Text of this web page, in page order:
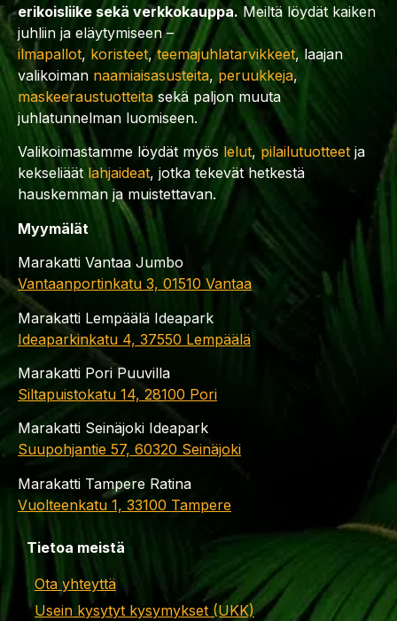
erikoisliike sekä verkkokauppa. Meiltä löydät kaiken
juhliin ja eläytymiseen –
ilmapallot, koristeet,teemajuhlatarvikkeet, laajan
valikoiman naamiaisasusteita, peruukkeja,
maskeeraustuotteita sekä paljon muuta
juhlatunnelman luomiseen.
Valikoimastamme löydät myös lelut,pilailutuotteet ja
kekseliäät lahjaideat, jotka tekevät hetkestä
hauskemman ja muistettavan.
Myymälät
Marakatti Vantaa Jumbo
Vantaanportinkatu 3, 01510 Vantaa
Marakatti Lempäälä Ideapark
Ideaparkinkatu 4, 37550 Lempäälä
Marakatti Pori Puuvilla
Siltapuistokatu 14, 28100 Pori
Marakatti Seinäjoki Ideapark
Suupohjantie 57, 60320 Seinäjoki
Marakatti Tampere Ratina
Vuolteenkatu 1, 33100 Tampere
Tietoa meistä
Ota yhteyttä
Usein kysytyt kysymykset (UKK)